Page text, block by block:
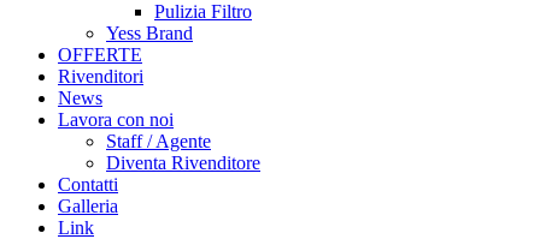
Pulizia Filtro
Yess Brand
OFFERTE
Rivenditori
News
Lavora con noi
Staff / Agente
Diventa Rivenditore
Contatti
Galleria
Link